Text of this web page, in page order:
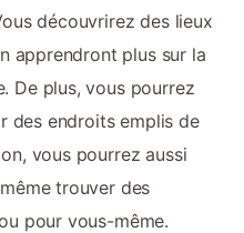
découvrirez des lieux
apprendront plus sur la
De plus, vous pourrez
des endroits emplis de
vous pourrez aussi
trouver des
pour vous-même.